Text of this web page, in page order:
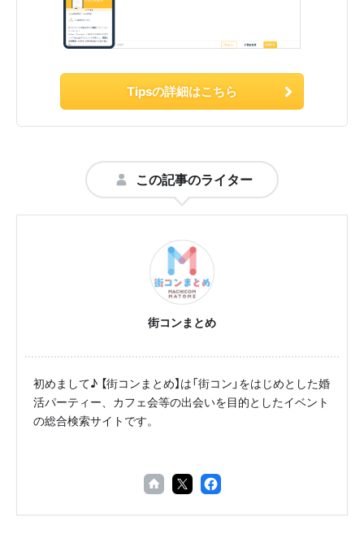
Tipsの詳細はこちら
この記事のライター
街コンまとめ
初めまして♪ 【街コンまとめ】は「街コン」をはじめとした婚
活パーティー、カフェ会等の出会いを目的としたイベント
の総合検索サイトです。